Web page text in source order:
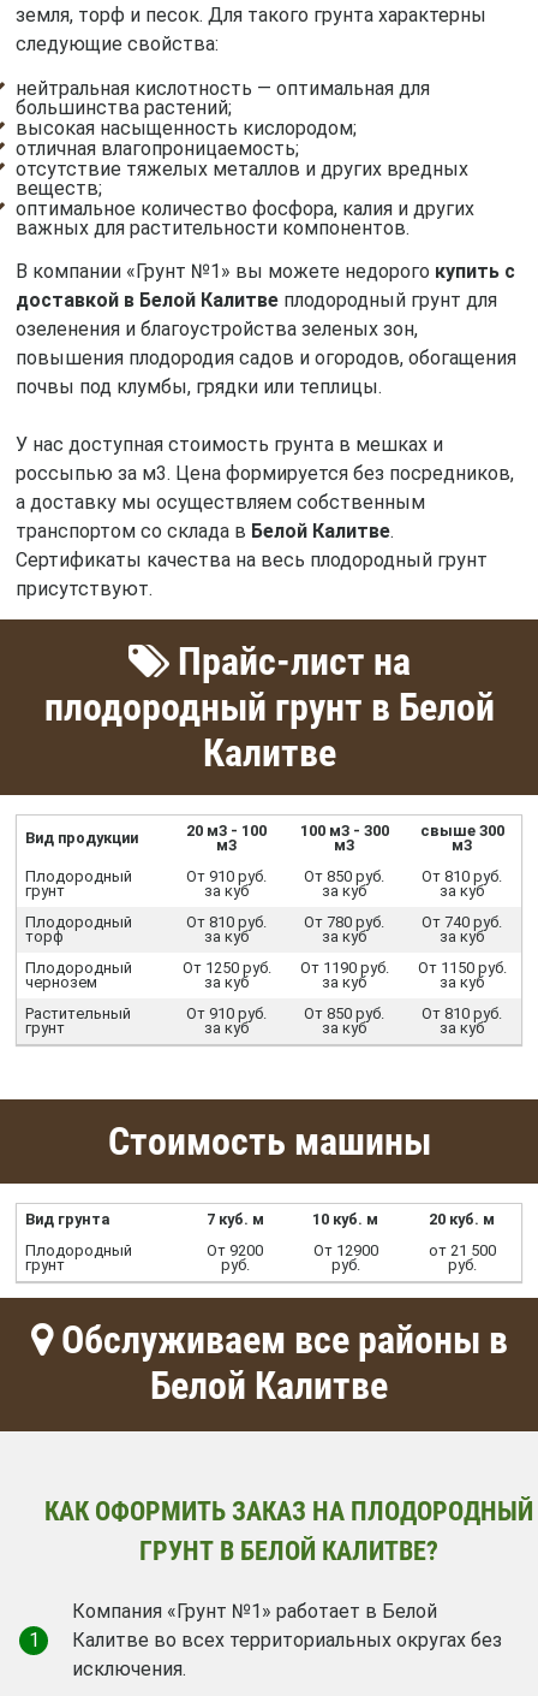
земля, торф и песок. Для такого грунта характерны
следующие свойства:
нейтральная кислотность — оптимальная для
большинства растений;
высокая насыщенность кислородом;
отличная влагопроницаемость;
отсутствие тяжелых металлов и других вредных
веществ;
оптимальное количество фосфора, калия и других
важных для растительности компонентов.
В компании «Грунт №1» вы можете недорого купить с
доставкой в Белой Калитвеплодородный грунт для
озеленения и благоустройства зеленых зон,
повышения плодородия садов и огородов, обогащения
почвы под клумбы, грядки или теплицы.
У нас доступная стоимость грунта в мешках и
россыпью за м3. Цена формируется без посредников,
а доставку мы осуществляем собственным
транспортом со склада в Белой Калитве.
Сертификаты качества на весь плодородный грунт
присутствуют.
Прайс-лист на
плодородный грунт в Белой
Калитве
Вид продукции
20 м3 - 100
м3
100 м3 - 300
м3
свыше 300
м3
Плодородный
грунт
От 910 руб.
за куб
От 850 руб.
за куб
От 810 руб.
за куб
Плодородный
торф
От 810 руб.
за куб
От 780 руб.
за куб
От 740 руб.
за куб
Плодородный
чернозем
От 1250 руб.
за куб
От 1190 руб.
за куб
От 1150 руб.
за куб
Растительный
грунт
От 910 руб.
за куб
От 850 руб.
за куб
От 810 руб.
за куб
Стоимость машины
Вид грунта 7 куб. м 10 куб. м
20 куб. м
Плодородный
грунт
От 9200
руб.
От 12900
руб.
от 21 500
руб.
Обслуживаем все районы в
Белой Калитве
КАК ОФОРМИТЬ ЗАКАЗ НА ПЛОДОРОДНЫЙ
ГРУНТ В БЕЛОЙ КАЛИТВЕ?
1
Компания «Грунт №1» работает в Белой
Калитве во всех территориальных округах без
исключения.